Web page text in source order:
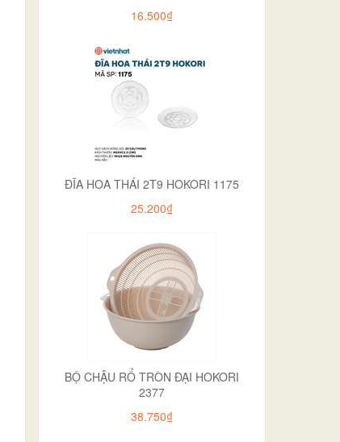
16.500₫
ĐĨA HOA THÁI 2T9 HOKORI 1175
25.200₫
BỘ CHẬU RỔ TRÒN ĐẠI HOKORI
2377
38.750₫